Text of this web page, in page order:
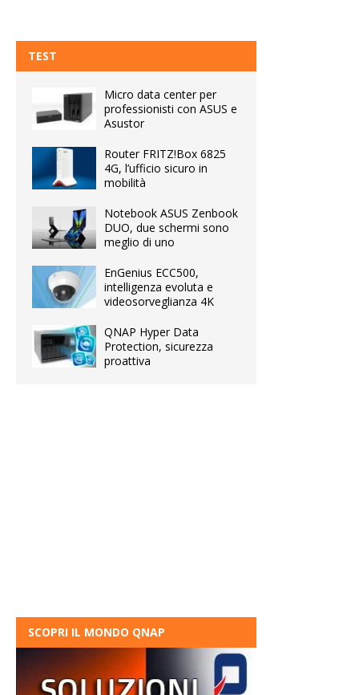
TEST
Micro data center per
professionisti con ASUS e
Asustor
Router FRITZ!Box 6825
4G, l’ufficio sicuro in
mobilità
Notebook ASUS Zenbook
DUO, due schermi sono
meglio di uno
EnGenius ECC500,
intelligenza evoluta e
videosorveglianza 4K
QNAP Hyper Data
Protection, sicurezza
proattiva
SCOPRI IL MONDO QNAP